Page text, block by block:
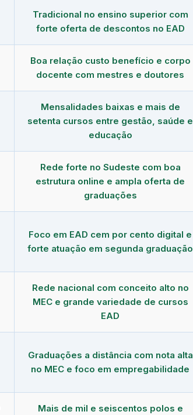
Tradicional no ensino superior com
forte oferta de descontos no EAD
Boa relação custo benefício e corpo
docente com mestres e doutores
Mensalidades baixas e mais de
setenta cursos entre gestão, saúde e
educação
Rede forte no Sudeste com boa
estrutura online e ampla oferta de
graduações
Foco em EAD cem por cento digital e
forte atuação em segunda graduação
Rede nacional com conceito alto no
MEC e grande variedade de cursos
EAD
Graduações a distância com nota alta
no MEC e foco em empregabilidade
Mais de mil e seiscentos polos e